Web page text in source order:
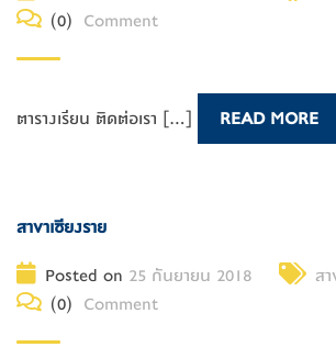
(0) Comment
ตารางเรียน ติดต่อเรา [...] READ MORE
สาขาเชียงราย
Posted on 25 กันยายน 2018
ส
(0) Comment